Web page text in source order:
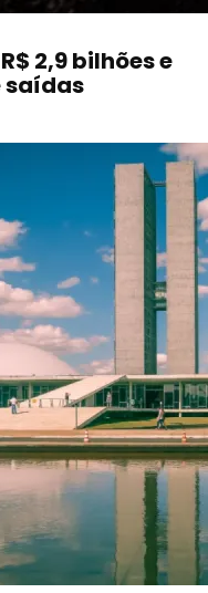
2,9 bilhões e
saídas